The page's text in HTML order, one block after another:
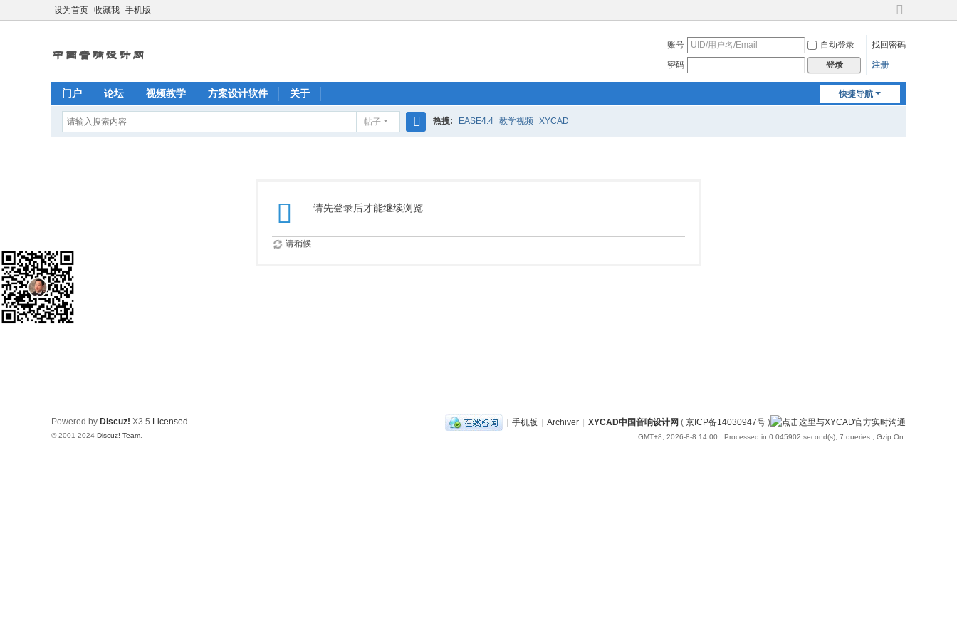
设为首页 收藏我 手机版
切
到
账号 自动登录
找回密码
密码
登录 注册
快捷导航
门户 论坛 视频教学 方案设计软件 关于
帖子 热搜: EASE4.4 教学视频 XYCAD
请先登录后才能继续浏览
请稍候...
| 手机版 | Archiver | XYCAD中国音响设计网 ( 京ICP备14030947号 )
GMT+8, 2026-8-8 14:00 , Processed in 0.045902 second(s), 7 queries , Gzip On.
Powered by Discuz! X3.5 Licensed
© 2001-2024 Discuz! Team